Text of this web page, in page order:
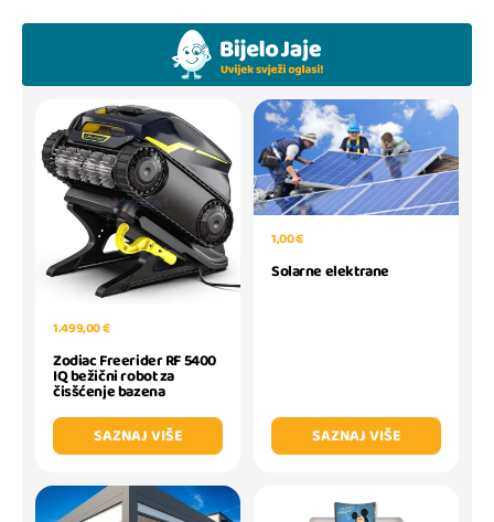
1.499,00 €
Zodiac Freerider RF 5400
IQ bežični robot za
čisšćenje bazena
SAZNAJ VIŠE
1,00 €
Solarne elektrane
SAZNAJ VIŠE